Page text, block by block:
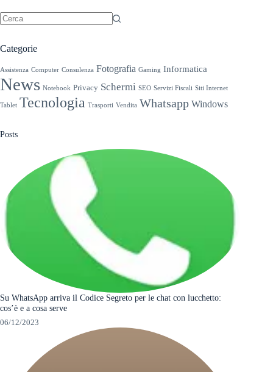
Categorie
Assistenza Computer Consulenza Fotografia Gaming Informatica
News Notebook Privacy Schermi SEO Servizi Fiscali Siti Internet
Tablet Tecnologia Trasporti Vendita Whatsapp Windows
Posts
Su WhatsApp arriva il Codice Segreto per le chat con lucchetto:
cos’è e a cosa serve
06/12/2023